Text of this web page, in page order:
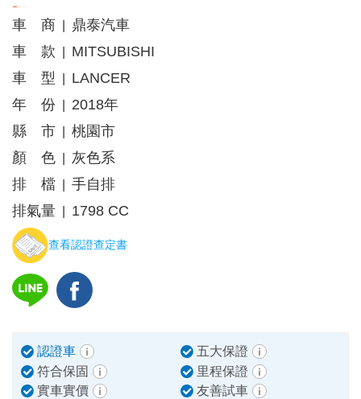
車 商
鼎泰汽車
車 款
MITSUBISHI
車 型
LANCER
年 份
2018年
縣 市
桃園市
顏 色
灰色系
排 檔
手自排
排氣量
1798 CC
查看認證查定書
認證車
五大保證
符合保固
里程保證
實車實價
友善試車